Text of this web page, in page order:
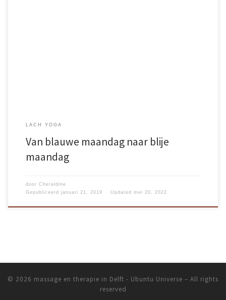
LACH YOGA
Van blauwe maandag naar blije
maandag
door Cheraldine
Gepubliceerd januari 21, 2019 Updated mei 20, 2022
© 2026 massage en therapie in Delft - Ubuntu Universe – All rights
reserved